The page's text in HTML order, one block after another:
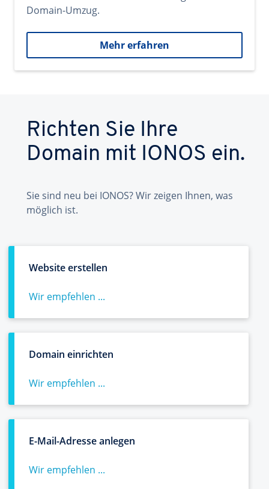
Domain-Umzug.
Mehr erfahren
Richten Sie Ihre
Domain mit IONOS ein.
Sie sind neu bei IONOS? Wir zeigen Ihnen, was
möglich ist.
Website erstellen
Wir empfehlen ...
Domain einrichten
Wir empfehlen ...
E-Mail-Adresse anlegen
Wir empfehlen ...